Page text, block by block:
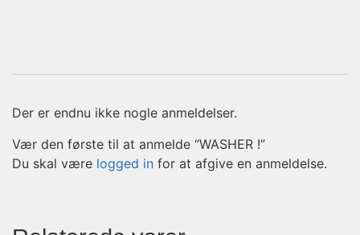
Der er endnu ikke nogle anmeldelser.
Vær den første til at anmelde “WASHER !”
Du skal være logged in for at afgive en anmeldelse.